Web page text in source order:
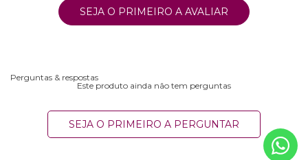
SEJA O PRIMEIRO A AVALIAR
Perguntas & respostas
Este produto ainda não tem perguntas
SEJA O PRIMEIRO A PERGUNTAR